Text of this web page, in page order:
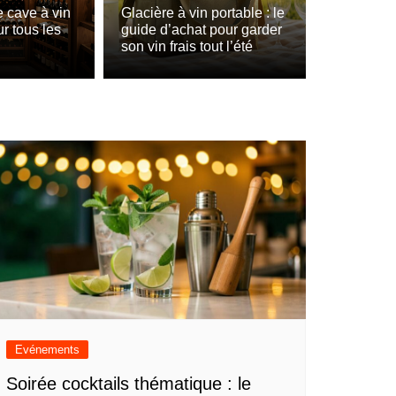
: le guide d’achat pour ne pas se
cave à vin
tous les
Glacière à vin portable : le
guide d’achat pour garder
son vin frais tout l’été
Evénements
Soirée cocktails thématique : le